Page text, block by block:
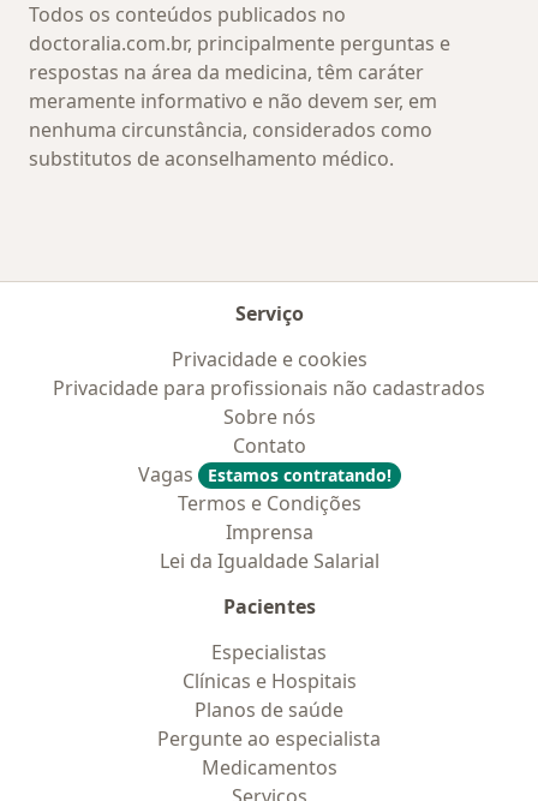
Todos os conteúdos publicados no
doctoralia.com.br, principalmente perguntas e
respostas na área da medicina, têm caráter
meramente informativo e não devem ser, em
nenhuma circunstância, considerados como
substitutos de aconselhamento médico.
Serviço
Privacidade e cookies
Privacidade para profissionais não cadastrados
Sobre nós
Contato
Vagas
Estamos contratando!
Termos e Condições
Imprensa
Lei da Igualdade Salarial
Pacientes
Especialistas
Clínicas e Hospitais
Planos de saúde
Pergunte ao especialista
Medicamentos